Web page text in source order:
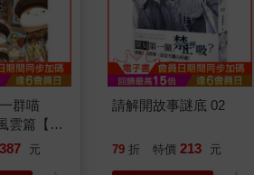
群喵
雲篇【萌
】
387 元
請解開故事謎底 02
79 折 特價 213 元